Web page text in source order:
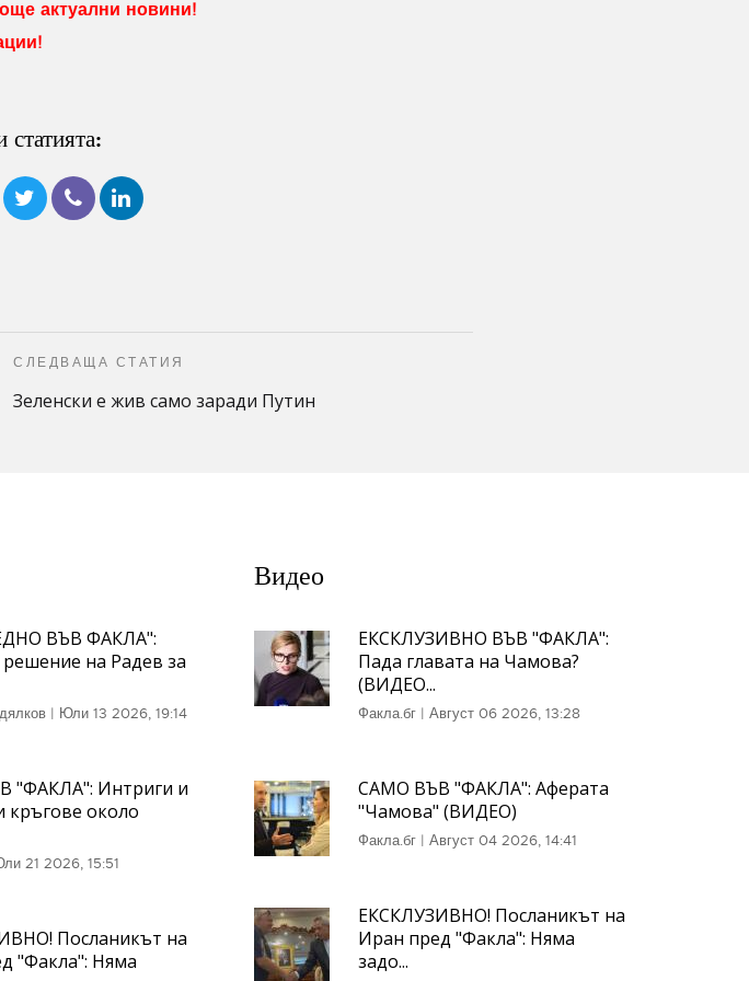
актуални новини!
статията:
СЛЕДВАЩА СТАТИЯ
Зеленски е жив само заради Путин
ВЪВ ФАКЛА":
на Радев за
| Юли 13 2026, 19:14
"ФАКЛА": Интриги и
около
21 2026, 15:51
Посланикът на
"Факла": Няма
Видео
ЕКСКЛУЗИВНО ВЪВ "ФАКЛА":
Пада главата на Чамова?
(ВИДЕО...
Факла.бг | Август 06 2026, 13:28
САМО ВЪВ "ФАКЛА": Аферата
"Чамова" (ВИДЕО)
Факла.бг | Август 04 2026, 14:41
ЕКСКЛУЗИВНО! Посланикът на
Иран пред "Факла": Няма
задо...